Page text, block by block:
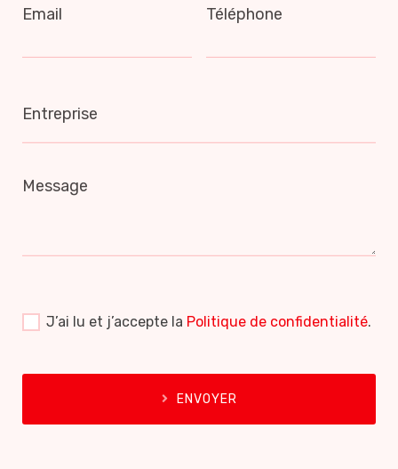
Email Téléphone
Entreprise
Message
J’ai lu et j’accepte la Politique de confidentialité.
ENVOYER